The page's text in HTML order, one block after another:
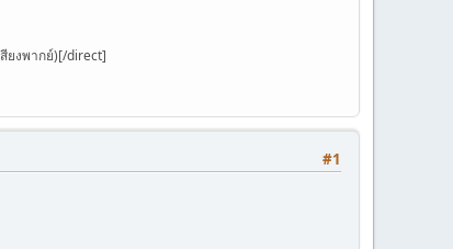
ยงพากย์)[/direct]
#1